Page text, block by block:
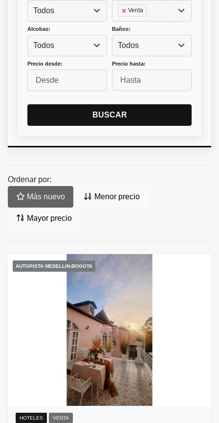
Todos Venta
Alcobas:
Todos
Baños:
Todos
Precio desde: Precio hasta:
BUSCAR
Ordenar por:
Más nuevo Menor precio
Mayor precio
AUTOPISTA MEDELLIN-BOGOTA
HOTELES VENTA